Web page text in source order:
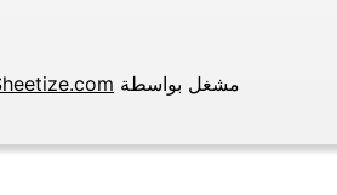
مشغل بواسطة